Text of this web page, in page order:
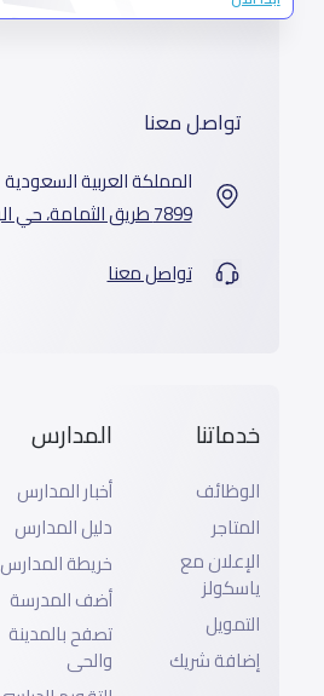
تواصل معنا
المملكة العربية السعودية
7899 طريق الثمامة، حي الربيع، الرياض 11564
تواصل معنا
خدماتنا
الوظائف
المتاجر
الإعلان مع
ياسكولز
التمويل
إضافة شريك
المدارس
أخبار المدارس
دليل المدارس
خريطة المدارس
أضف المدرسة
تصفح بالمدينة
والحى